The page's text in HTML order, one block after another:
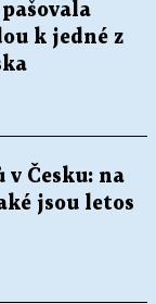
k jedné z
Česku: na
jsou letos